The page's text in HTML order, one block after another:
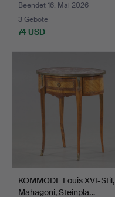
Beendet 16. Mai 2026
3 Gebote
74 USD
KOMMODE Louis XVI-Stil,
Mahagoni, Steinpla…